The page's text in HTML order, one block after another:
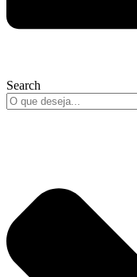
Search